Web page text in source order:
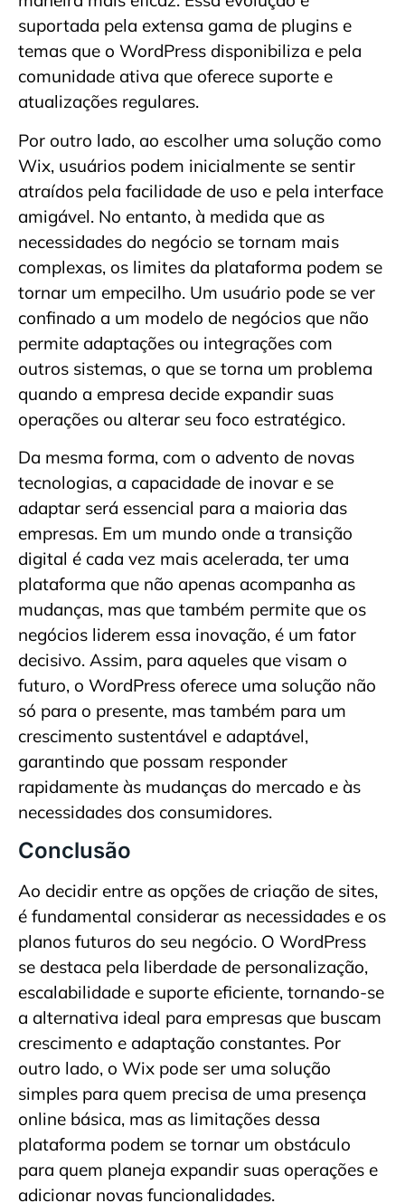
suportada pela extensa gama de plugins e
temas que o WordPress disponibiliza e pela
comunidade ativa que oferece suporte e
atualizações regulares.
Por outro lado, ao escolher uma solução como
Wix, usuários podem inicialmente se sentir
atraídos pela facilidade de uso e pela interface
amigável. No entanto, à medida que as
necessidades do negócio se tornam mais
complexas, os limites da plataforma podem se
tornar um empecilho. Um usuário pode se ver
confinado a um modelo de negócios que não
permite adaptações ou integrações com
outros sistemas, o que se torna um problema
quando a empresa decide expandir suas
operações ou alterar seu foco estratégico.
Da mesma forma, com o advento de novas
tecnologias, a capacidade de inovar e se
adaptar será essencial para a maioria das
empresas. Em um mundo onde a transição
digital é cada vez mais acelerada, ter uma
plataforma que não apenas acompanha as
mudanças, mas que também permite que os
negócios liderem essa inovação, é um fator
decisivo. Assim, para aqueles que visam o
futuro, o WordPress oferece uma solução não
só para o presente, mas também para um
crescimento sustentável e adaptável,
garantindo que possam responder
rapidamente às mudanças do mercado e às
necessidades dos consumidores.
Conclusão
Ao decidir entre as opções de criação de sites,
é fundamental considerar as necessidades e os
planos futuros do seu negócio. O WordPress
se destaca pela liberdade de personalização,
escalabilidade e suporte eficiente, tornando-se
a alternativa ideal para empresas que buscam
crescimento e adaptação constantes. Por
outro lado, o Wix pode ser uma solução
simples para quem precisa de uma presença
online básica, mas as limitações dessa
plataforma podem se tornar um obstáculo
para quem planeja expandir suas operações e
adicionar novas funcionalidades.